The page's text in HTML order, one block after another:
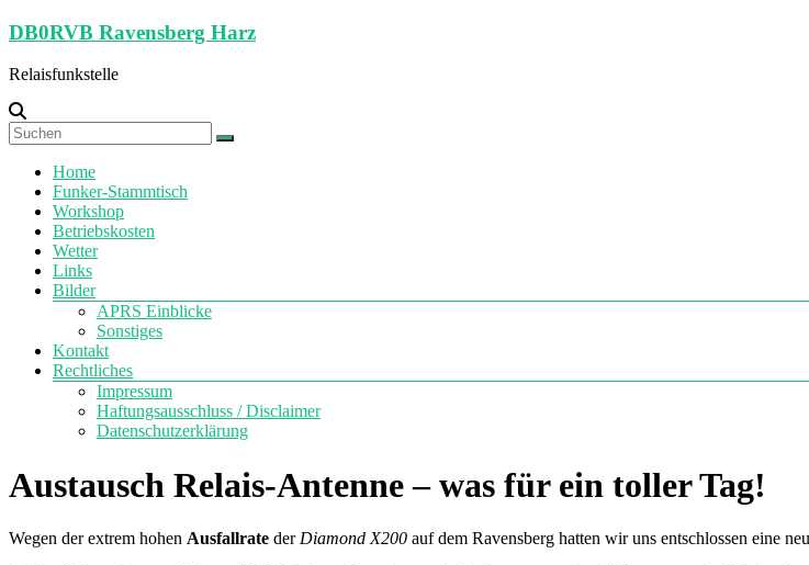
Zum
springen
DB0RVB Ravensberg Harz
Relaisfunkstelle
Menü
Home
Funker-Stammtisch
Workshop
Betriebskosten
Wetter
Links
Bilder
APRS Einblicke
Sonstiges
Kontakt
Rechtliches
Impressum
Haftungsausschluss / Disclaimer
Datenschutzerklärung
Austausch Relais-Antenne – was für ein toller Tag!
Wegen der extrem hohen Ausfallrate der Diamond X200 auf dem Ravensberg hatten wir uns entschlossen eine